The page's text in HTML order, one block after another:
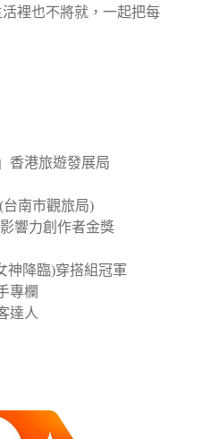
裡也不將就，一起把每
香港旅遊發展局
(台南市觀旅局)
響力創作者金獎
神降臨)穿搭組冠軍
專欄
達人